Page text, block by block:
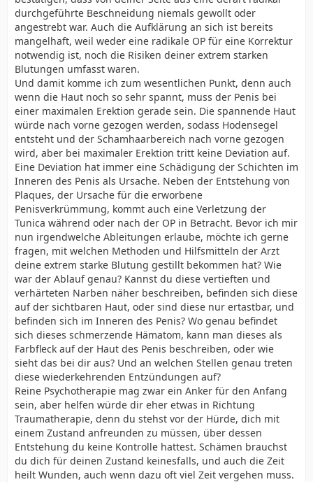
durchgeführte Beschneidung niemals gewollt oder
angestrebt war. Auch die Aufklärung an sich ist bereits
mangelhaft, weil weder eine radikale OP für eine Korrektur
notwendig ist, noch die Risiken deiner extrem starken
Blutungen umfasst waren.
Und damit komme ich zum wesentlichen Punkt, denn auch
wenn die Haut noch so sehr spannt, muss der Penis bei
einer maximalen Erektion gerade sein. Die spannende Haut
würde nach vorne gezogen werden, sodass Hodensegel
entsteht und der Schamhaarbereich nach vorne gezogen
wird, aber bei maximaler Erektion tritt keine Deviation auf.
Eine Deviation hat immer eine Schädigung der Schichten im
Inneren des Penis als Ursache. Neben der Entstehung von
Plaques, der Ursache für die erworbene
Penisverkrümmung, kommt auch eine Verletzung der
Tunica während oder nach der OP in Betracht. Bevor ich mir
nun irgendwelche Ableitungen erlaube, möchte ich gerne
fragen, mit welchen Methoden und Hilfsmitteln der Arzt
deine extrem starke Blutung gestillt bekommen hat? Wie
war der Ablauf genau? Kannst du diese vertieften und
verhärteten Narben näher beschreiben, befinden sich diese
auf der sichtbaren Haut, oder sind diese nur ertastbar, und
befinden sich im Inneren des Penis? Wo genau befindet
sich dieses schmerzende Hämatom, kann man dieses als
Farbfleck auf der Haut des Penis beschreiben, oder wie
sieht das bei dir aus? Und an welchen Stellen genau treten
diese wiederkehrenden Entzündungen auf?
Reine Psychotherapie mag zwar ein Anker für den Anfang
sein, aber helfen würde dir eher etwas in Richtung
Traumatherapie, denn du stehst vor der Hürde, dich mit
einem Zustand anfreunden zu müssen, über dessen
Entstehung du keine Kontrolle hattest. Schämen brauchst
du dich für deinen Zustand keinesfalls, und auch die Zeit
heilt Wunden, auch wenn dazu oft viel Zeit vergehen muss.